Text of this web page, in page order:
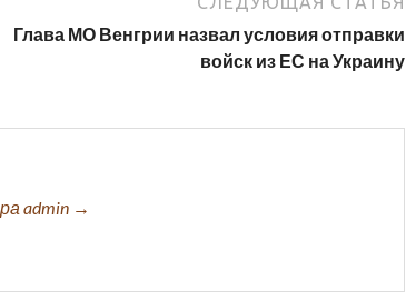
Глава МО Венгрии назвал условия отправки
войск из ЕС на Украину
admin →